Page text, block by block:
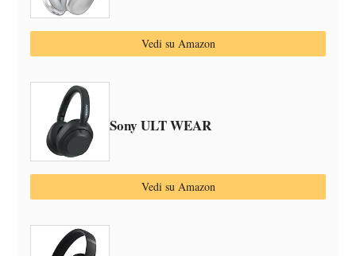
Vedi su Amazon
Sony ULT WEAR
Vedi su Amazon